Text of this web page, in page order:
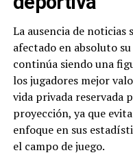
La ausencia de noticias
afectado en absoluto
continúa siendo una
los jugadores mejor
vida privada reservada
proyección, ya que
enfoque en sus
el campo de juego.